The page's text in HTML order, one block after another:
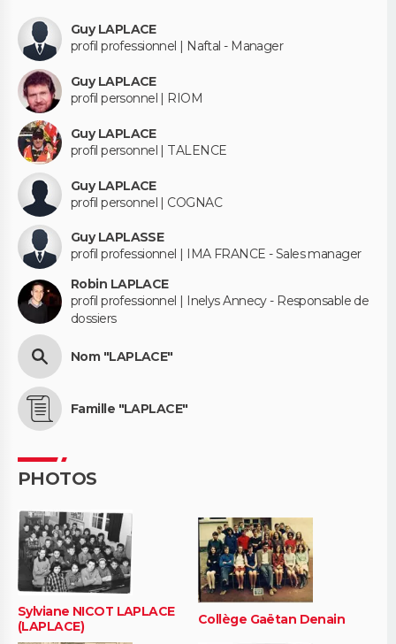
Guy LAPLACE
profil professionnel | Naftal - Manager
Guy LAPLACE
profil personnel | RIOM
Guy LAPLACE
profil personnel | TALENCE
Guy LAPLACE
profil personnel | COGNAC
Guy LAPLASSE
profil professionnel | IMA FRANCE - Sales manager
Robin LAPLACE
profil professionnel | Inelys Annecy - Responsable de
dossiers
Nom "LAPLACE"
Famille "LAPLACE"
PHOTOS
Sylviane NICOT LAPLACE
(LAPLACE)
Collège Gaëtan Denain